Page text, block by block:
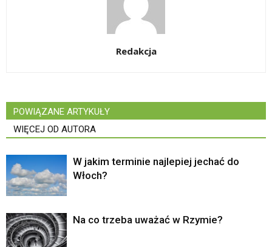
Redakcja
POWIĄZANE ARTYKUŁY
WIĘCEJ OD AUTORA
W jakim terminie najlepiej jechać do
Włoch?
Na co trzeba uważać w Rzymie?